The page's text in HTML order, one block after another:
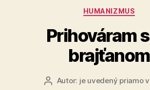
Kategórie
HUMANIZMUS
Prihováram
brajťanom
AutorAutor: je uvedený priamo